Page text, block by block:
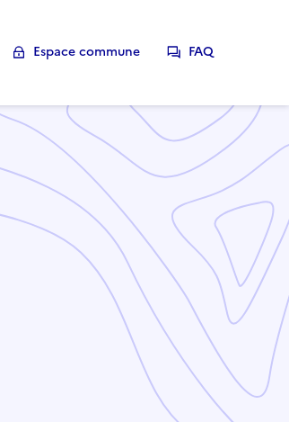
Espace commune FAQ